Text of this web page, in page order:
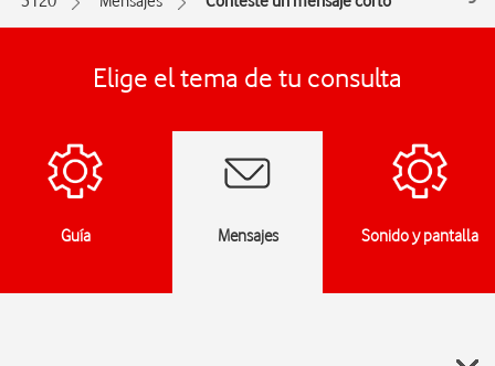
Elige el tema de tu consulta
Guía Mensajes Sonido y pantalla